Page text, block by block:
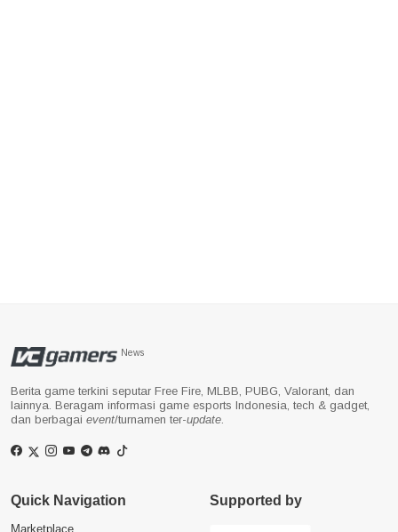
News
Berita game terkini seputar Free Fire, MLBB, PUBG, Valorant, dan
lainnya. Beragam informasi game esports Indonesia, tech & gadget,
dan berbagai event/turnamen ter-update
Quick Navigation
Marketplace
Supported by